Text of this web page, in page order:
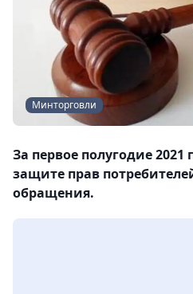
Минторговли
За первое полугодие 2021
защите прав
обращения.